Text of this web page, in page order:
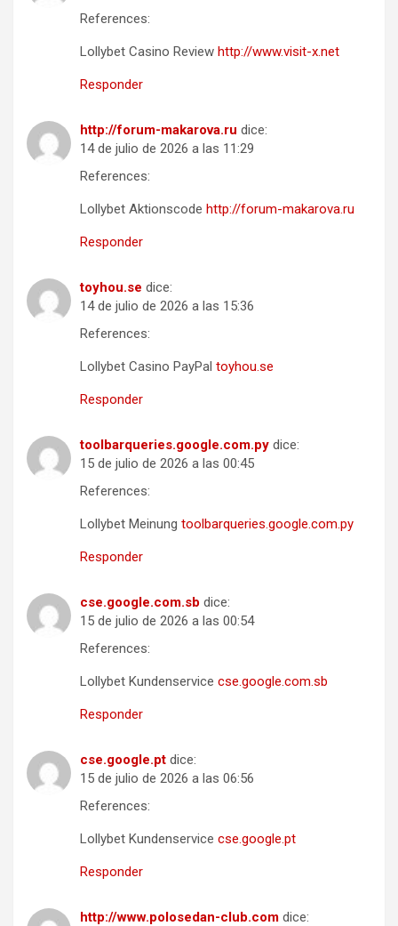
References:
Lollybet Casino Review http://www.visit-x.net
Responder
http://forum-makarova.ru dice:
14 de julio de 2026 a las 11:29
References:
Lollybet Aktionscode http://forum-makarova.ru
Responder
toyhou.se dice:
14 de julio de 2026 a las 15:36
References:
Lollybet Casino PayPal toyhou.se
Responder
toolbarqueries.google.com.py dice:
15 de julio de 2026 a las 00:45
References:
Lollybet Meinung toolbarqueries.google.com.py
Responder
cse.google.com.sb dice:
15 de julio de 2026 a las 00:54
References:
Lollybet Kundenservice cse.google.com.sb
Responder
cse.google.pt dice:
15 de julio de 2026 a las 06:56
References:
Lollybet Kundenservice cse.google.pt
Responder
http://www.polosedan-club.com dice: